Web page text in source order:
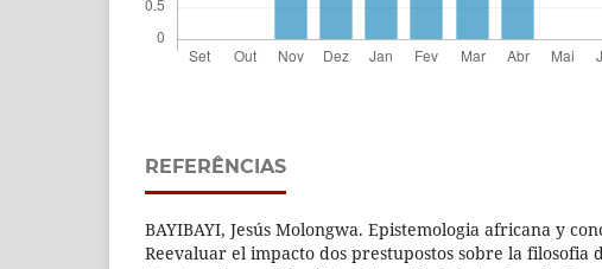
REFERÊNCIAS
BAYIBAYI, Jesús Molongwa. Epistemologia africana y
Reevaluar el impacto dos prestupostos sobre la filosofia